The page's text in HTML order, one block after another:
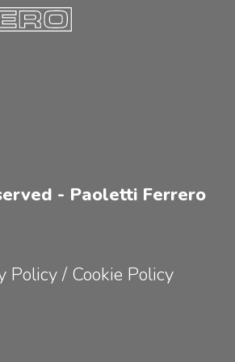
- Paoletti Ferrero
Policy/ Cookie Policy